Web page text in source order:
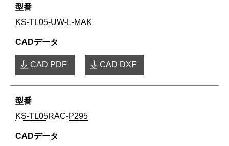
KS-TL05-UW-L-MAK
CAD PDF CAD DXF
KS-TL05RAC-P295